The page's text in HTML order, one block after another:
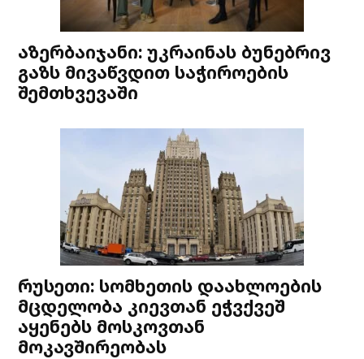
აზერბაიჯანი: უკრაინას ბუნებრივ
გაზს მივაწვდით საჭიროების
შემთხვევაში
რუსეთი: სომხეთის დაახლოების
მცდელობა კიევთან ეჭვქვეშ
აყენებს მოსკოვთან
მოკავშირეობას